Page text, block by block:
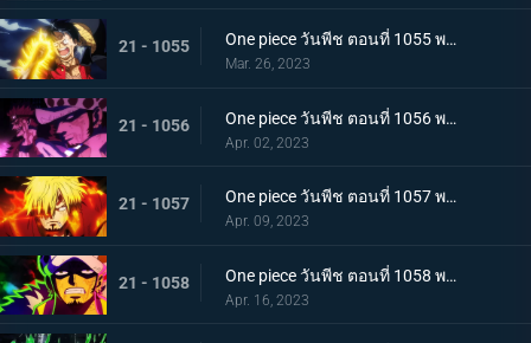
21 - 1055 One piece วันพีช ตอนที่ 1055 พากย์ไทย ร่างเงาดึงเชือก! โอนิกาชิมะในเปลวเพลิง
Mar. 26, 2023
21 - 1056 One piece วันพีช ตอนที่ 1056 พากย์ไทย การโต้กลับ! ท่าผสานของคิดกับลอว์โต้กลับ
Apr. 02, 2023
21 - 1057 One piece วันพีช ตอนที่ 1057 พากย์ไทย เพื่อลูฟี่ คำสาบานของซันจิกับโซโร
Apr. 09, 2023
21 - 1058 One piece วันพีช ตอนที่ 1058 พากย์ไทย การจู่โจมของนักบวชเพลิงผลาญ เงื้อมมือปีศาจของโอโรจิที่คืบคลานเข้ามา
Apr. 16, 2023